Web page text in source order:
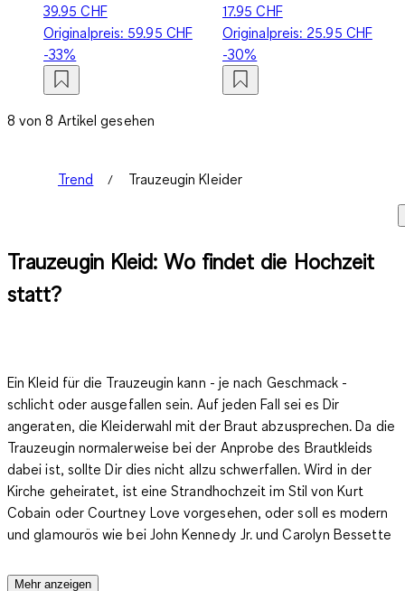
39.95 CHF
Originalpreis: 59.95 CHF
-33%
17.95 CHF
Originalpreis: 25.95 CHF
-30%
8 von 8 Artikel gesehen
Trend Trauzeugin Kleider
Trauzeugin Kleid: Wo findet die Hochzeit
statt?
Ein Kleid für die Trauzeugin kann - je nach Geschmack -
schlicht oder ausgefallen sein. Auf jeden Fall sei es Dir
angeraten, die Kleiderwahl mit der Braut abzusprechen. Da die
Trauzeugin normalerweise bei der Anprobe des Brautkleids
dabei ist, sollte Dir dies nicht allzu schwerfallen. Wird in der
Kirche geheiratet, ist eine Strandhochzeit im Stil von Kurt
Cobain oder Courtney Love vorgesehen, oder soll es modern
und glamourös wie bei John Kennedy Jr. und Carolyn Bessette
unterscheiden sich auch das Brautkleid und das Trauzeugin-
Mehr anzeigen